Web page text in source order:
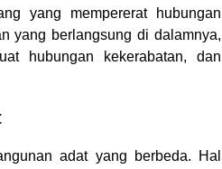
yang mempererat hubungan
yang berlangsung di dalamnya,
hubungan kekerabatan, dan
adat yang berbeda. Hal